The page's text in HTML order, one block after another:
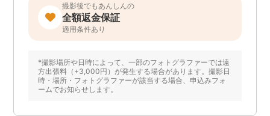
撮影後でもあんしんの
全額返金保証
適用条件あり
*撮影場所や日時によって、一部のフォトグラファーでは遠
方出張料（+3,000円）が発生する場合があります。撮影日
時・場所・フォトグラファーが該当する場合、申込みフォ
ームでお知らせします。